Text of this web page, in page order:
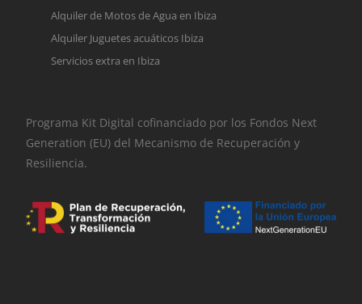
Alquiler de Motos de Agua en Ibiza
Alquiler Juguetes acuáticos Ibiza
Servicios extra en Ibiza
Programa Kit Digital cofinanciado por los Fondos Next
Generation (EU) del Mecanismo de Recuperación y
Resiliencia.